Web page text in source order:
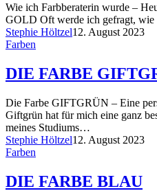
Wie ich Farbberaterin wurde –
GOLD Oft werde ich gefragt,
Stephie Höltzel12. August 2023
Farben
DIE FARBE
Die Farbe GIFTGRÜN – Eine
Giftgrün hat für mich eine ganz
meines Studiums…
Stephie Höltzel12. August 2023
Farben
DIE FARBE BLAU